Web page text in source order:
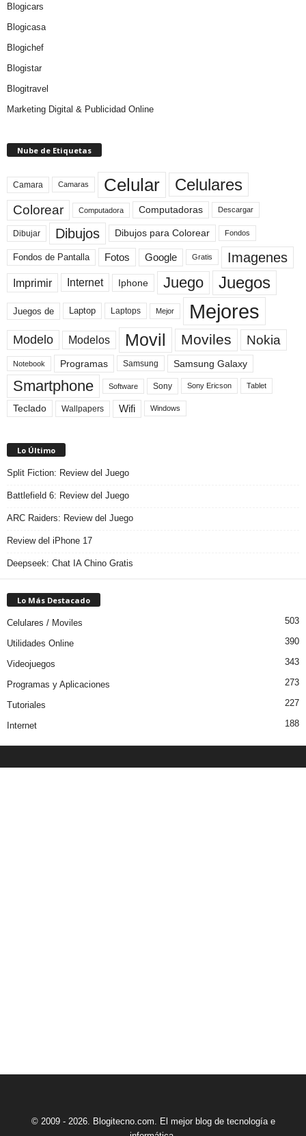
Blogicars
Blogicasa
Blogichef
Blogistar
Blogitravel
Marketing Digital & Publicidad Online
Nube de Etiquetas
Camara Camaras Celular Celulares
Colorear Computadora Computadoras Descargar
Dibujar Dibujos Dibujos para Colorear Fondos
Fondos de Pantalla Fotos Google Gratis Imagenes
Imprimir Internet Iphone Juego Juegos
Juegos de Laptop Laptops Mejor Mejores
Modelo Modelos Movil Moviles Nokia
Notebook Programas Samsung Samsung Galaxy
Smartphone Software Sony Sony Ericson Tablet
Teclado Wallpapers Wifi Windows
Lo Último
Split Fiction: Review del Juego
Battlefield 6: Review del Juego
ARC Raiders: Review del Juego
Review del iPhone 17
Deepseek: Chat IA Chino Gratis
Lo Más Destacado
Celulares / Moviles 503
Utilidades Online 390
Videojuegos 343
Programas y Aplicaciones 273
Tutoriales 227
Internet 188
© 2009 - 2026. Blogitecno.com. El mejor blog de tecnología e